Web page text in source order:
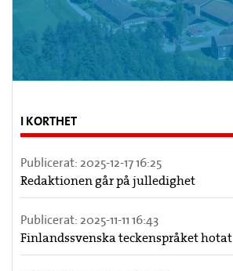
I KORTHET
Publicerat: 2025-12-17 16:25
Redaktionen går på julledighet
Publicerat: 2025-11-11 16:43
Finlandssvenska teckenspråket hotat